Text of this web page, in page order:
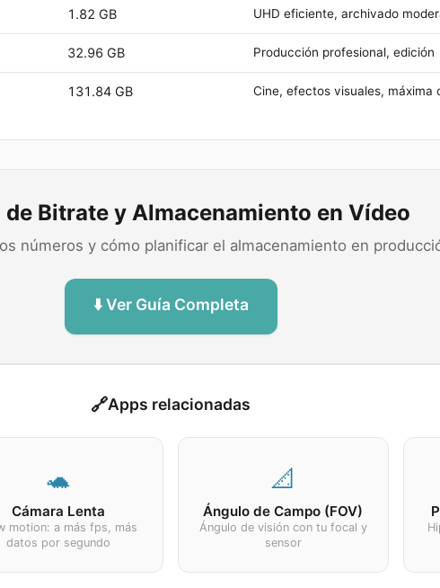
1.82 GB UHD eficiente, archivado
32.96 GB Producción profesional, edición
131.84 GB Cine, efectos visuales, máxima
de Bitrate y Almacenamiento en Vídeo
números y cómo planificar el almacenamiento en
⬇️ Ver Guía Completa
🔗Apps relacionadas
🐢
Cámara Lenta
motion: a más fps, más
datos por segundo
📐
Ángulo de Campo (FOV)
Ángulo de visión con tu focal y
sensor